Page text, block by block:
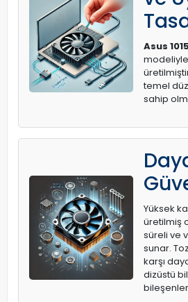
Asus
temel
sahip
Yüksek
üretilmiş
süreli ve
sunar.
karşı
dizüstü